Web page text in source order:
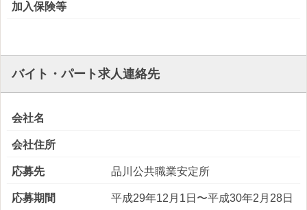
加入保険等
バイト・パート求人連絡先
会社名
会社住所
応募先 品川公共職業安定所
応募期間 平成29年12月1日〜平成30年2月28日